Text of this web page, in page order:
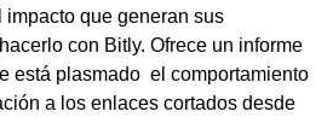
que generan sus
con Bitly. Ofrece un informe
está plasmado el comportamiento
a los enlaces cortados desde